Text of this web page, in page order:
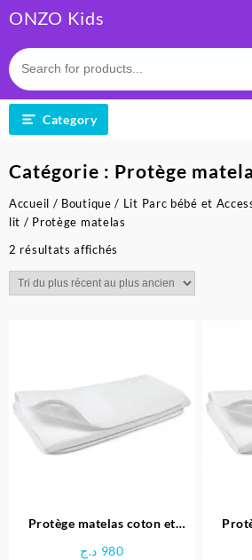
to
content
ONZO Kids
Category
Catégorie : Protège
Accueil / Boutique / Lit Parc bébé et
lit / Protège matelas
2 résultats affichés
plus
Protège matelas coton et
980 د.ج